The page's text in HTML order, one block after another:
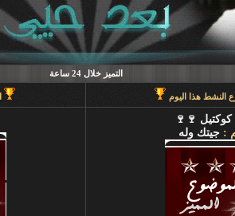
التميز خلال 24 ساعة
النشط هذا اليوم
🍷🍷
: جيتك وله